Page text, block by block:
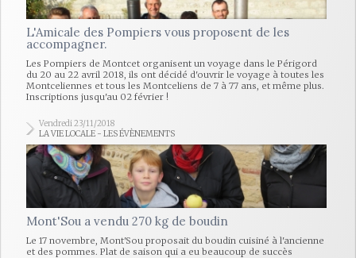
L'Amicale des Pompiers vous proposent de les
accompagner.
Les Pompiers de Montcet organisent un voyage dans le Périgord
du 20 au 22 avril 2018, ils ont décidé d'ouvrir le voyage à toutes les
Montceliennes et tous les Montceliens de 7 à 77 ans, et même plus.
Inscriptions jusqu'au 02 février !
Vendredi 23/11/2018
LA VIE LOCALE - LES ÉVÈNEMENTS
Mont'Sou a vendu 270 kg de boudin
Le 17 novembre, Mont'Sou proposait du boudin cuisiné à l'ancienne
et des pommes. Plat de saison qui a eu beaucoup de succès